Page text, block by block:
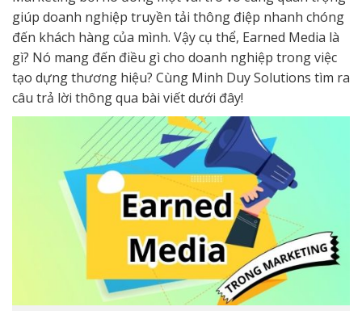
giúp doanh nghiệp truyền tải thông điệp nhanh chóng
đến khách hàng của mình. Vậy cụ thể, Earned Media là
gì? Nó mang đến điều gì cho doanh nghiệp trong việc
tạo dựng thương hiệu? Cùng Minh Duy Solutions tìm ra
câu trả lời thông qua bài viết dưới đây!